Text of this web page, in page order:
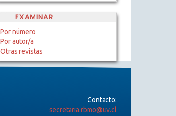
EXAMINAR
Por número
Por autor/a
Otras revistas
Contacto:
secretaria.rbmo@uv.cl